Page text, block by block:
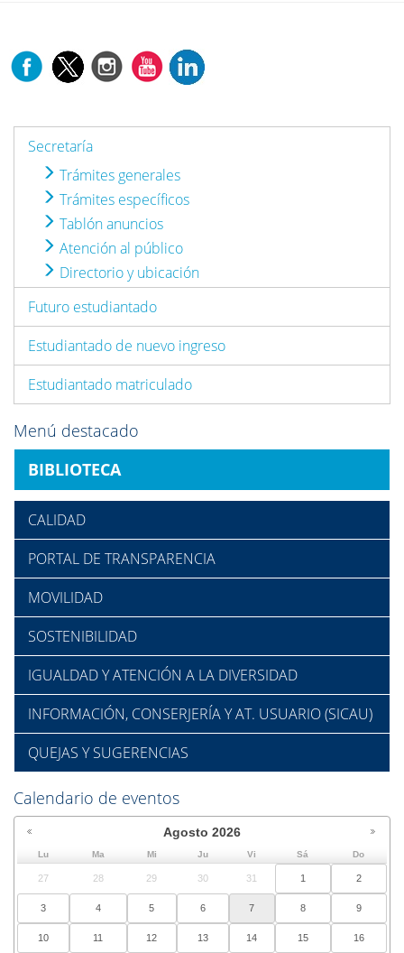
Secretaría
Trámites generales
Trámites específicos
Tablón anuncios
Atención al público
Directorio y ubicación
Futuro estudiantado
Estudiantado de nuevo ingreso
Estudiantado matriculado
Menú destacado
BIBLIOTECA
CALIDAD
PORTAL DE TRANSPARENCIA
MOVILIDAD
SOSTENIBILIDAD
IGUALDAD Y ATENCIÓN A LA DIVERSIDAD
INFORMACIÓN, CONSERJERÍA Y AT. USUARIO (SICAU)
QUEJAS Y SUGERENCIAS
Calendario de eventos
Agosto 2026
Lu Ma Mi Ju Vi Sá Do
27 28 29 30 31 1 2
3 4 5 6 7 8 9
10 11 12 13 14 15 16